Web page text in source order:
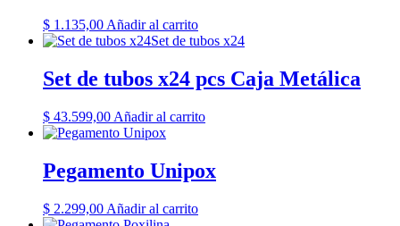
$ 1.135,00 Añadir al carrito
Set de tubos x24 pcs Caja Metálica
$ 43.599,00 Añadir al carrito
Pegamento Unipox
$ 2.299,00 Añadir al carrito